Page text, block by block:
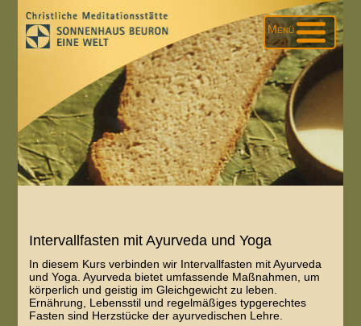
Menü
Intervallfasten mit Ayurveda und Yoga
In diesem Kurs verbinden wir Intervallfasten mit Ayurveda
und Yoga. Ayurveda bietet umfassende Maßnahmen, um
körperlich und geistig im Gleichgewicht zu leben.
Ernährung, Lebensstil und regelmäßiges typgerechtes
Fasten sind Herzstücke der ayurvedischen Lehre.